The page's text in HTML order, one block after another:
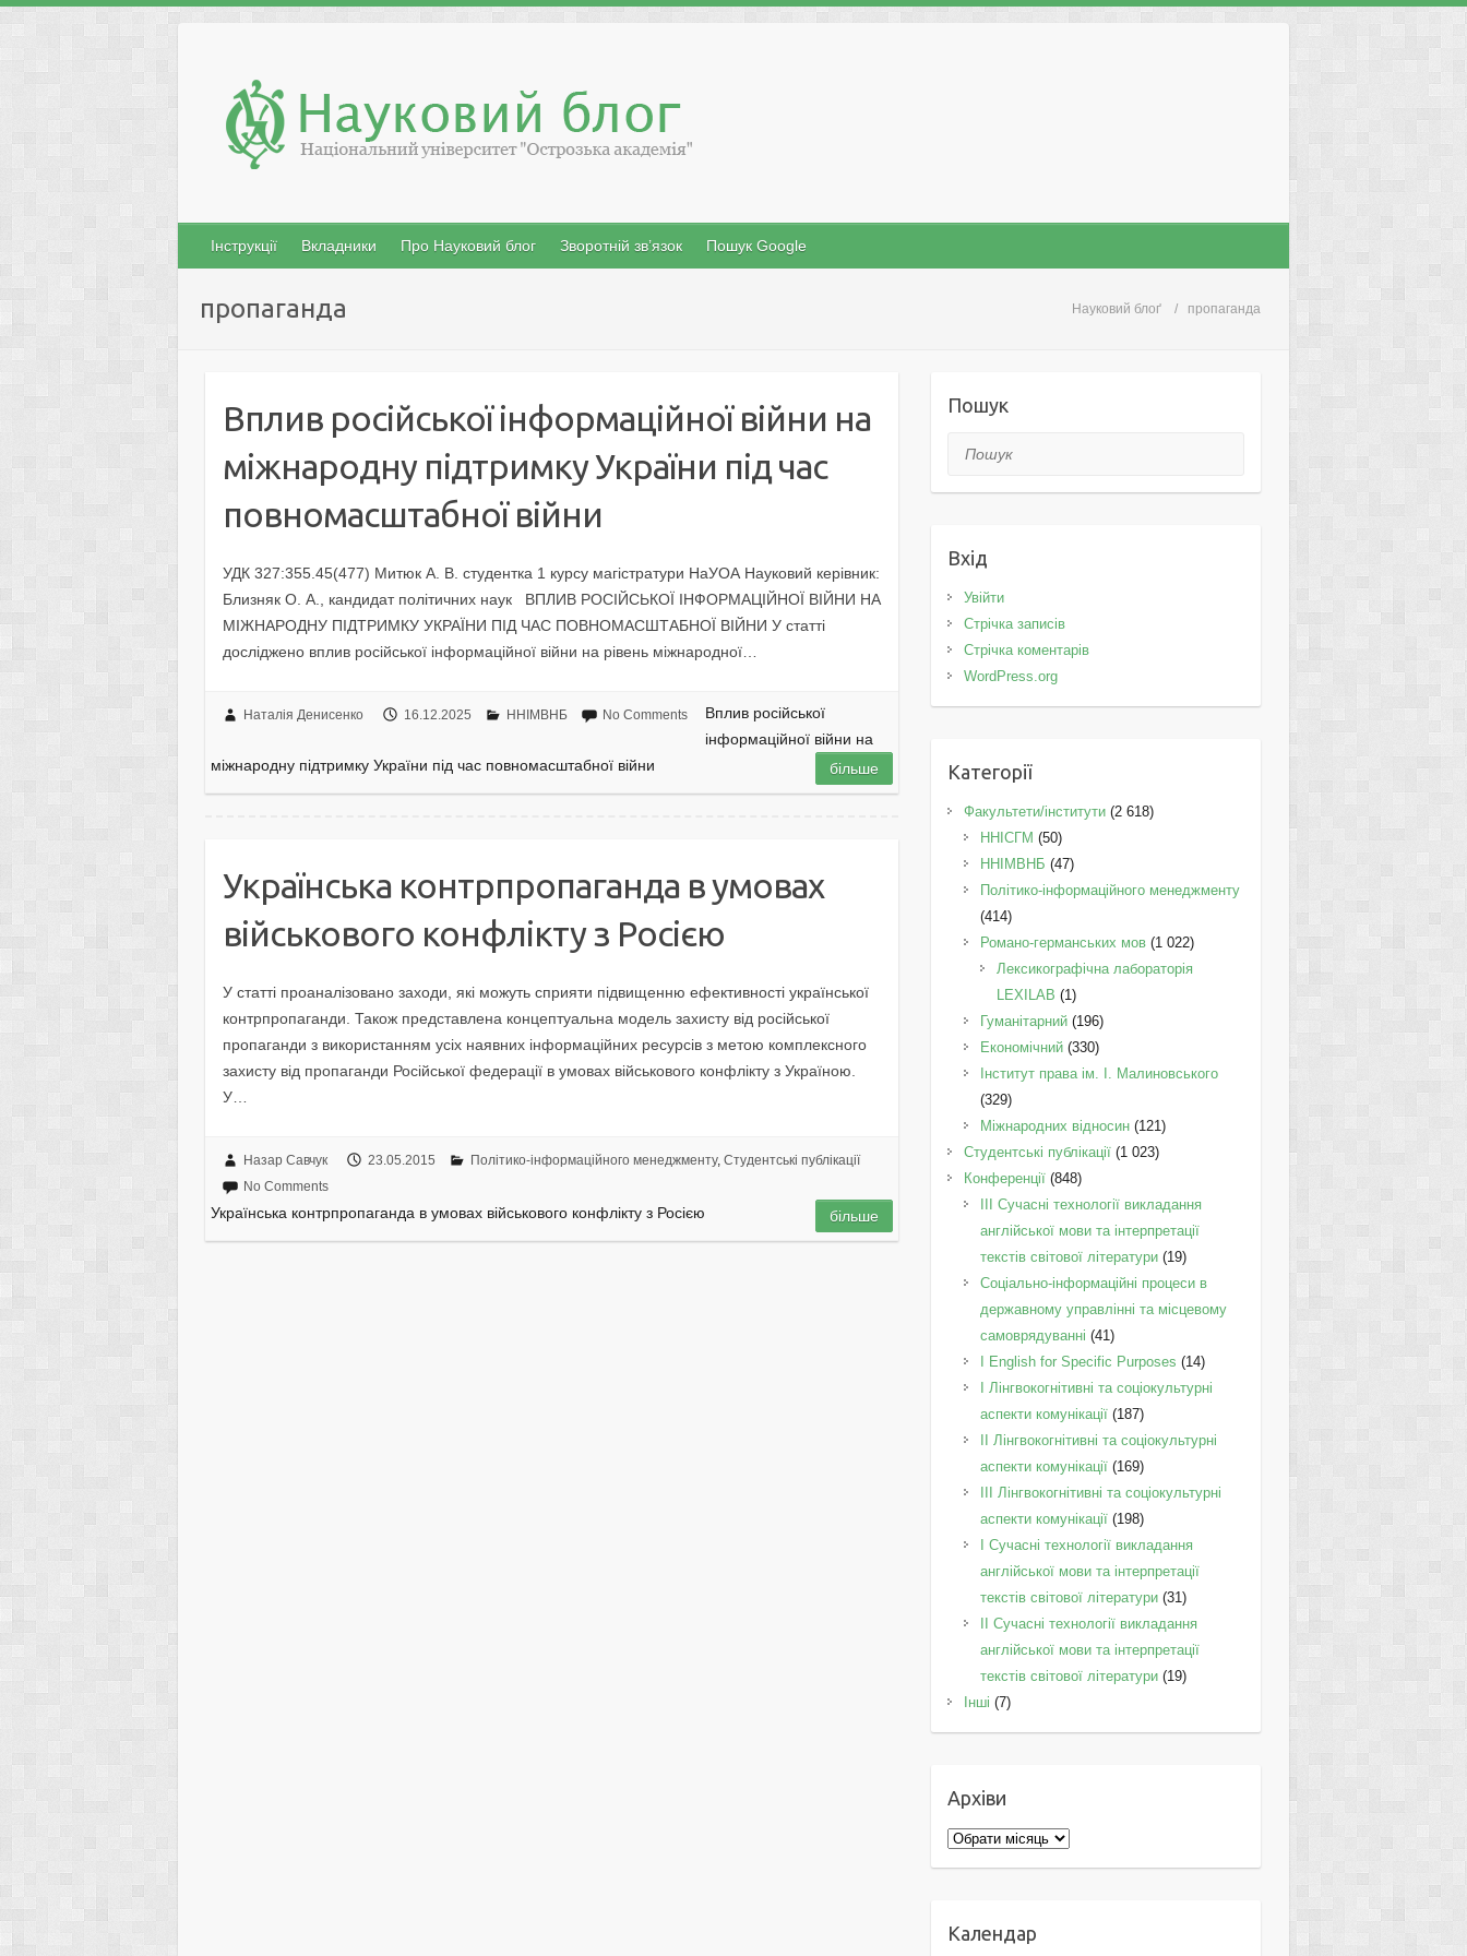
content
Інструкції Вкладники Про Науковий блог Зворотній зв’язок Пошук Google
Науковий блоґ пропаганда
пропаганда
Вплив російської інформаційної війни на
міжнародну підтримку України під час
повномасштабної війни
УДК 327:355.45(477) Митюк А. В. студентка 1 курсу магістратури НаУОА Науковий керівник:
Близняк О. А., кандидат політичних наук ВПЛИВ РОСІЙСЬКОЇ ІНФОРМАЦІЙНОЇ ВІЙНИ НА
МІЖНАРОДНУ ПІДТРИМКУ УКРАЇНИ ПІД ЧАС ПОВНОМАСШТАБНОЇ ВІЙНИ У статті
досліджено вплив російської інформаційної війни на рівень міжнародної…
Наталія Денисенко 16.12.2025 ННІМВНБ No Comments
Вплив російської
інформаційної війни на
міжнародну підтримку України під час повномасштабної війни
більше
Українська контрпропаганда в умовах
військового конфлікту з Росією
У статті проаналізовано заходи, які можуть сприяти підвищенню ефективності української
контрпропаганди. Також представлена концептуальна модель захисту від російської
пропаганди з використанням усіх наявних інформаційних ресурсів з метою комплексного
захисту від пропаганди Російської федерації в умовах військового конфлікту з Україною.
У…
Назар Савчук 23.05.2015 Політико-інформаційного менеджменту, Студентські публікації
No Comments
Українська контрпропаганда в умовах військового конфлікту з Росією більше
Пошук
Пошук
Вхід
Увійти
Стрічка записів
Стрічка коментарів
WordPress.org
Категорії
Факультети/інститути(2 618)
ННІСГМ (50)
ННІМВНБ (47)
Політико-інформаційного менеджменту
(414)
Романо-германських мов(1 022)
Лексикографічна лабораторія
LEXILAB (1)
Гуманітарний(196)
Економічний(330)
Інститут права ім. І. Малиновського
(329)
Міжнародних відносин(121)
Студентські публікації(1 023)
Конференції(848)
III Сучасні технології викладання
англійської мови та інтерпретації
текстів світової літератури(19)
Соціально-інформаційні процеси в
державному управлінні та місцевому
самоврядуванні (41)
І English for Specific Purposes (14)
I Лінгвокогнітивні та соціокультурні
аспекти комунікації(187)
IІ Лінгвокогнітивні та соціокультурні
аспекти комунікації(169)
IІI Лінгвокогнітивні та соціокультурні
аспекти комунікації(198)
I Cучасні технології викладання
англійської мови та інтерпретації
текстів світової літератури(31)
II Cучасні технології викладання
англійської мови та інтерпретації
текстів світової літератури(19)
Інші (7)
Архіви
Архіви
Календар